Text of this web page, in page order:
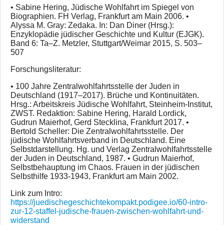
• Sabine Hering, Jüdische Wohlfahrt im Spiegel von
Biographien. FH Verlag, Frankfurt am Main 2006. •
Alyssa M. Gray: Zedaka. In: Dan Diner (Hrsg.):
Enzyklopädie jüdischer Geschichte und Kultur (EJGK).
Band 6: Ta–Z. Metzler, Stuttgart/Weimar 2015, S. 503–
507
Forschungsliteratur:
• 100 Jahre Zentralwohlfahrtsstelle der Juden in
Deutschland (1917–2017). Brüche und Kontinuitäten.
Hrsg.: Arbeitskreis Jüdische Wohlfahrt, Steinheim-Institut,
ZWST. Redaktion: Sabine Hering, Harald Lordick,
Gudrun Maierhof, Gerd Stecklina, Frankfurt 2017. •
Bertold Scheller: Die Zentralwohlfahrtsstelle. Der
jüdische Wohlfahrtsverband in Deutschland. Eine
Selbstdarstellung. Hg. und Verlag Zentralwohlfahrtsstelle
der Juden in Deutschland, 1987. • Gudrun Maierhof,
Selbstbehauptung im Chaos. Frauen in der jüdischen
Selbsthilfe 1933-1943, Frankfurt am Main 2002.
Link zum Intro:
https://juedischegeschichtekompakt.podigee.io/60-intro-
zur-12-staffel-judische-frauen-zwischen-wohlfahrt-und-
widerstand